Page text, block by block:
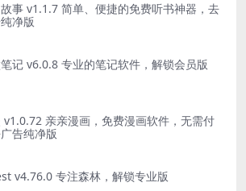
事 v1.1.7 简单、便捷的免费听书神器，去
净版
记 v6.0.8 专业的笔记软件，解锁会员版
v1.0.72 亲亲漫画，免费漫画软件，无需付
告纯净版
v4.76.0 专注森林，解锁专业版